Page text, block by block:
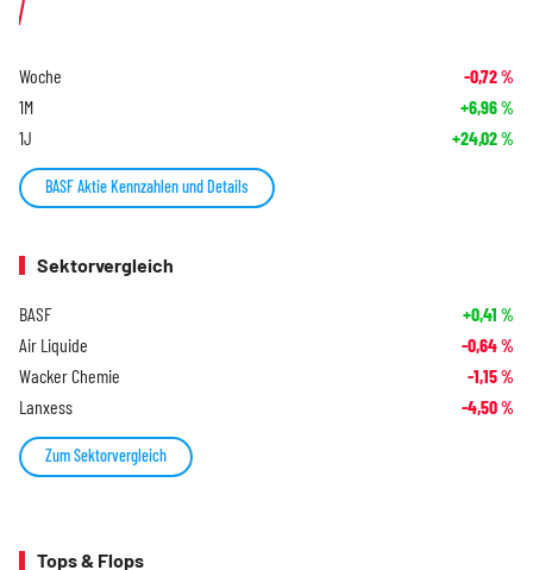
Woche -0,72%
1M +6,96%
1J +24,02%
BASF Aktie Kennzahlen und Details
Sektorvergleich
BASF +0,41 %
Air Liquide -0,64%
Wacker Chemie -1,15%
Lanxess -4,50%
Zum Sektorvergleich
Tops & Flops